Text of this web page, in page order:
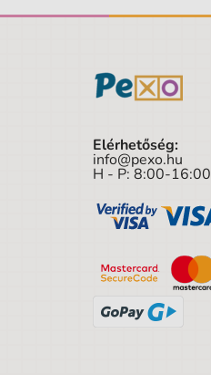
Elérhetőség:
info@pexo.hu
H - P: 8:00-16:00